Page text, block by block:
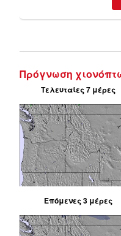
Πρόγνωση
Τελευταίες 7 μέρες
Επόμενες 3 μέρες